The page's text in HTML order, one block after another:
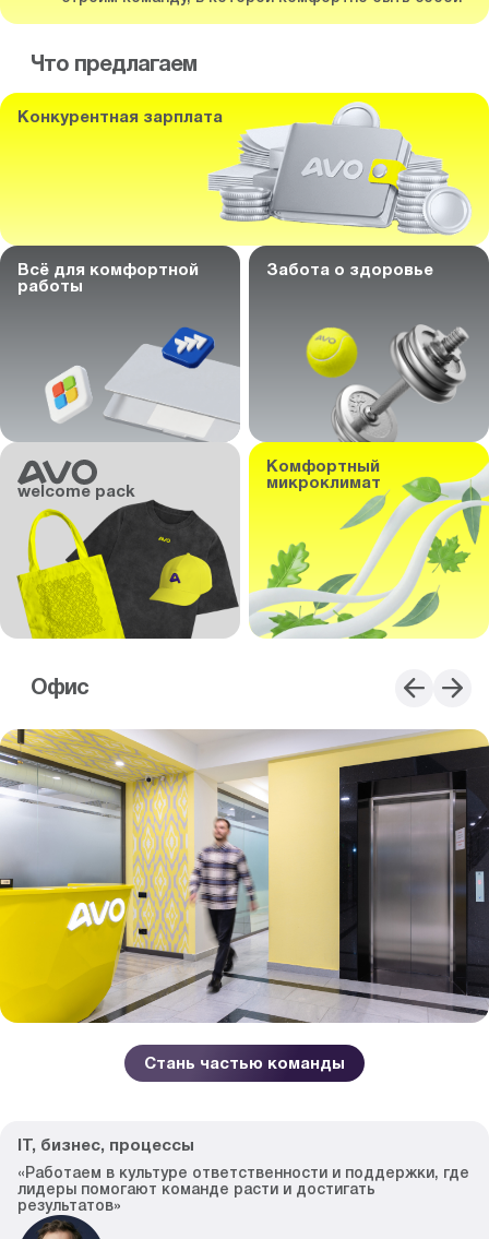
Что предлагаем
Конкурентная зарплата
Всё для комфортной
работы
Забота о здоровье
welcome pack
Комфортный
микроклимат
Офис
Стань частью команды
IT, бизнес, процессы
«Работаем в культуре ответственности и поддержки, где
лидеры помогают команде расти и достигать
результатов»